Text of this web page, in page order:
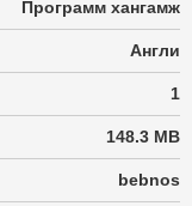
Программ хангамж
Англи
1
148.3 MB
bebnos